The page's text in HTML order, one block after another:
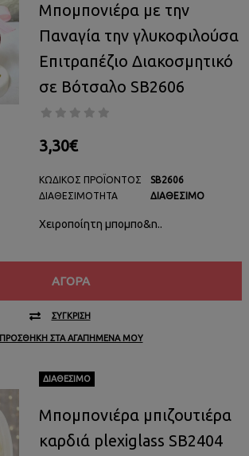
Μπομπονιέρα με την
Παναγία την γλυκοφιλούσα
Επιτραπέζιο Διακοσμητικό
σε Βότσαλο SB2606
3,30€
ΚΩΔΙΚΌΣ ΠΡΟΪΌΝΤΟΣ
ΔΙΑΘΕΣΙΜΌΤΗΤΑ
SB2606
ΔΙΑΘΈΣΙΜΟ
Χειροποίητη μπομπο&n..
ΑΓΟΡΆ
ΣΎΓΚΡΙΣΗ
ΠΡΟΣΘΉΚΗ ΣΤΑ ΑΓΑΠΗΜΈΝΑ ΜΟΥ
ΔΙΑΘΈΣΙΜΟ
Μπομπονιέρα μπιζουτιέρα
καρδιά plexiglass SB2404